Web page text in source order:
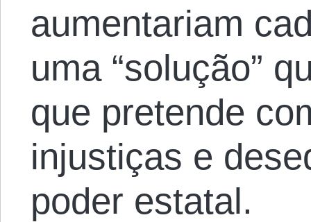
aumentariam
uma “solução”
que pretende
injustiças e
poder estatal.